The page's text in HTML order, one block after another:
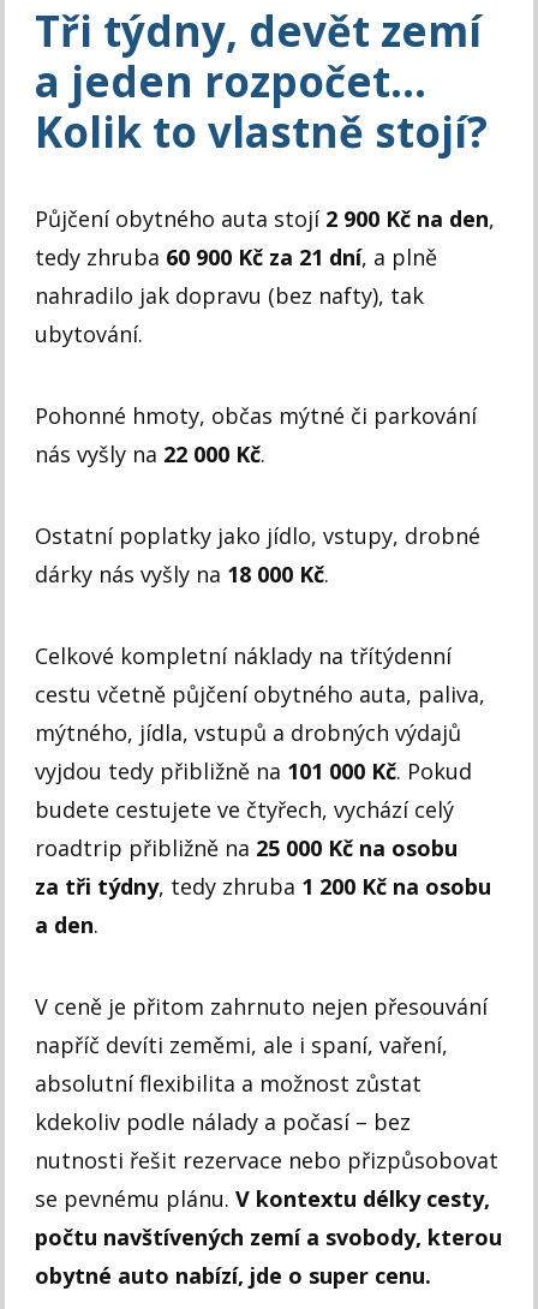
Tři týdny, devět zemí
a jeden rozpočet…
Kolik to vlastně stojí?
Půjčení obytného auta stojí 2 900 Kč na den,
tedy zhruba 60 900 Kč za 21 dní, a plně
nahradilo jak dopravu (bez nafty), tak
ubytování.
Pohonné hmoty, občas mýtné či parkování
nás vyšly na 22 000 Kč.
Ostatní poplatky jako jídlo, vstupy, drobné
dárky nás vyšly na 18 000 Kč.
Celkové kompletní náklady na tří­týdenní
cestu včetně půjčení obytného auta, paliva,
mýtného, jídla, vstupů a drobných výdajů
vyjdou tedy přibližně na 101 000 Kč. Pokud
budete cestujete ve čtyřech, vychází celý
roadtrip přibližně na 25 000 Kč na osobu
za tři týdny, tedy zhruba 1 200 Kč na osobu
a den.
V ceně je přitom zahrnuto nejen přesouvání
napříč devíti zeměmi, ale i spaní, vaření,
absolutní flexibilita a možnost zůstat
kdekoliv podle nálady a počasí – bez
nutnosti řešit rezervace nebo přizpůsobovat
se pevnému plánu.V kontextu délky cesty,
počtu navštívených zemí a svobody, kterou
obytné auto nabízí, jde o super cenu.